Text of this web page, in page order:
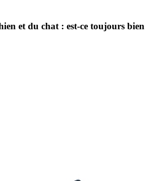
et du chat : est-ce toujours bien